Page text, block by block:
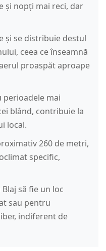
și nopți mai reci, dar
și se distribuie destul
ceea ce înseamnă
proaspăt aproape
perioadele mai
blând, contribuie la
local.
260 de metri,
specific,
să fie un loc
sau pentru
indiferent de